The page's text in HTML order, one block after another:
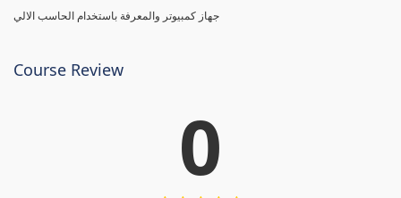
جهاز كمبيوتر والمعرفة باستخدام الحاسب الالي
Course Review
0